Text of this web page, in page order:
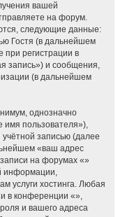
вашей
на форум.
следующие данные:
Гостя (в дальнейшем
регистрации в
запись») и сообщения,
(в дальнейшем
однозначно
пользователя»),
записью (далее
«ваш адрес
на форумах «»
информации,
услуги хостинга. Любая
в конференции «»,
и вашего адреса